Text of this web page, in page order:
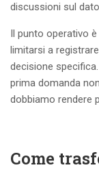
discussioni sul
Il punto operativo
limitarsi a
decisione
prima domanda
dobbiamo rendere
Come